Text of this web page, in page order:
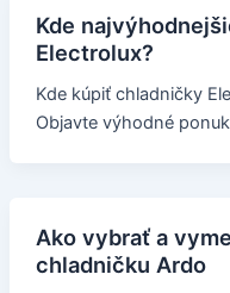
Kde
Electrolux?
Kde kúpiť chladničky
Objavte výhodné
Ako vybrať a
chladničku Ardo